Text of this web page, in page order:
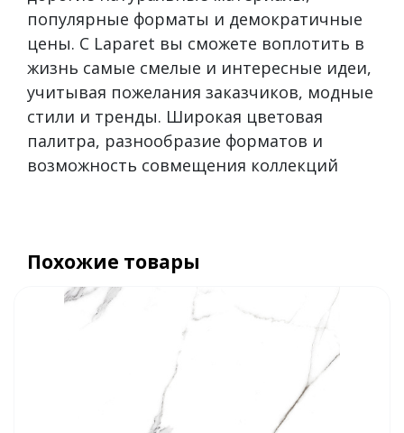
популярные форматы и демократичные
цены. С Laparet вы сможете воплотить в
жизнь самые смелые и интересные идеи,
учитывая пожелания заказчиков, модные
стили и тренды. Широкая цветовая
палитра, разнообразие форматов и
возможность совмещения коллекций
Похожие товары